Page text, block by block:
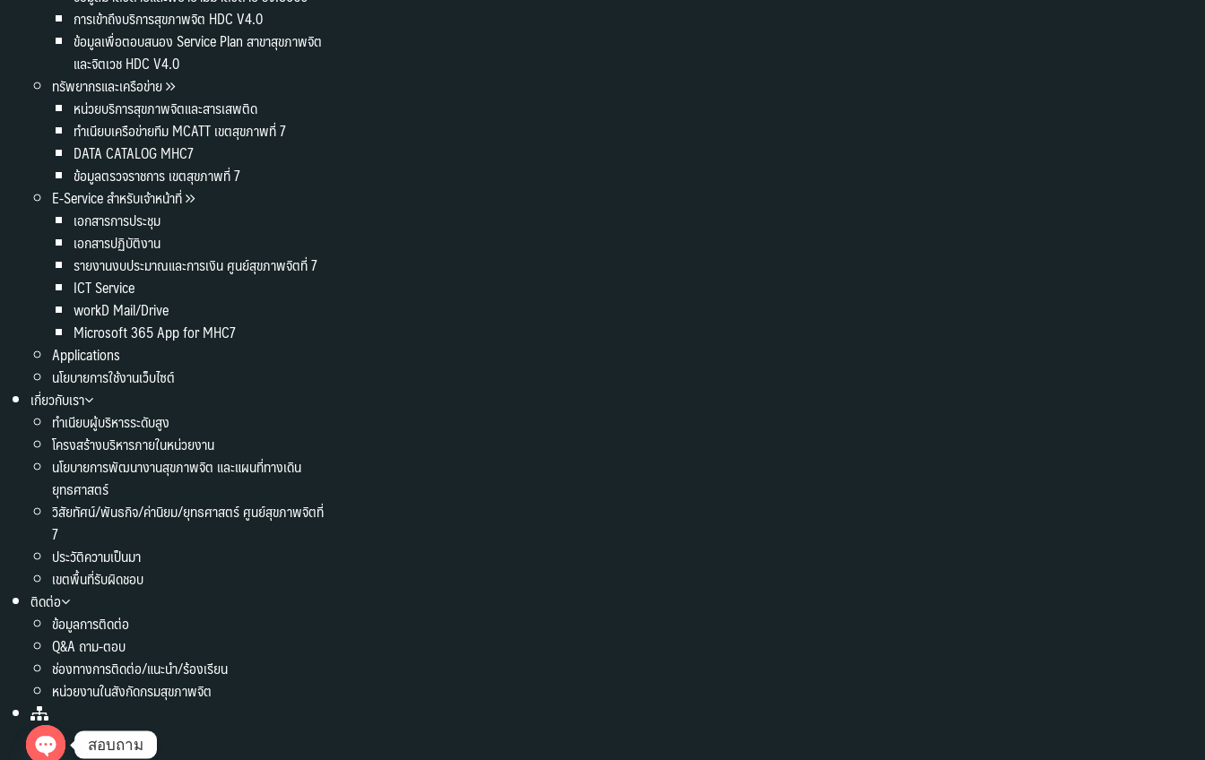
การเข้าถึงบริการสุขภาพจิต HDC V4.0
ข้อมูลเพื่อตอบสนอง Service Plan สาขาสุขภาพจิต
และจิตเวช HDC V4.0
ทรัพยากรและเครือข่าย
หน่วยบริการสุขภาพจิตและสารเสพติด
ทำเนียบเครือข่ายทีม MCATT เขตสุขภาพที่ 7
DATA CATALOG MHC7
ข้อมูลตรวจราชการ เขตสุขภาพที่ 7
E-Service สำหรับเจ้าหน้าที่
เอกสารการประชุม
เอกสารปฏิบัติงาน
รายงานงบประมาณและการเงิน ศูนย์สุขภาพจิตที่ 7
ICT Service
workD Mail/Drive
Microsoft 365 App for MHC7
Applications
นโยบายการใช้งานเว็บไซต์
เกี่ยวกับเรา
ทำเนียบผู้บริหารระดับสูง
โครงสร้างบริหารภายในหน่วยงาน
นโยบายการพัฒนางานสุขภาพจิต และแผนที่ทางเดิน
ยุทธศาสตร์
วิสัยทัศน์/พันธกิจ/ค่านิยม/ยุทธศาสตร์ ศูนย์สุขภาพจิตที่
7
ประวัติความเป็นมา
เขตพื้นที่รับผิดชอบ
ติดต่อ
ข้อมูลการติดต่อ
Q&A ถาม-ตอบ
ช่องทางการติดต่อ/แนะนำ/ร้องเรียน
หน่วยงานในสังกัดกรมสุขภาพจิต
สอบถาม